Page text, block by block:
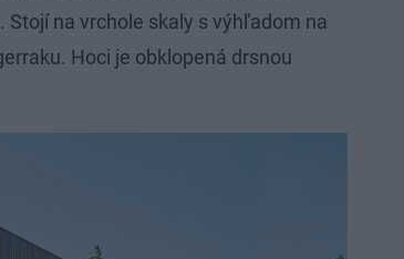
na vrchole skaly s výhľadom na
Hoci je obklopená drsnou